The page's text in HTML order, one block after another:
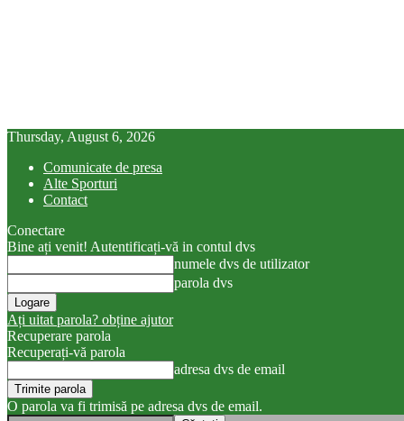
Thursday, August 6, 2026
Comunicate de presa
Alte Sporturi
Contact
Conectare
Bine ați venit! Autentificați-vă in contul dvs
numele dvs de utilizator
parola dvs
Ați uitat parola? obține ajutor
Recuperare parola
Recuperați-vă parola
adresa dvs de email
O parola va fi trimisă pe adresa dvs de email.